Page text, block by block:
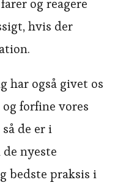
og reagere
hvis der
har også givet os
forfine vores
de er i
nyeste
bedste praksis i